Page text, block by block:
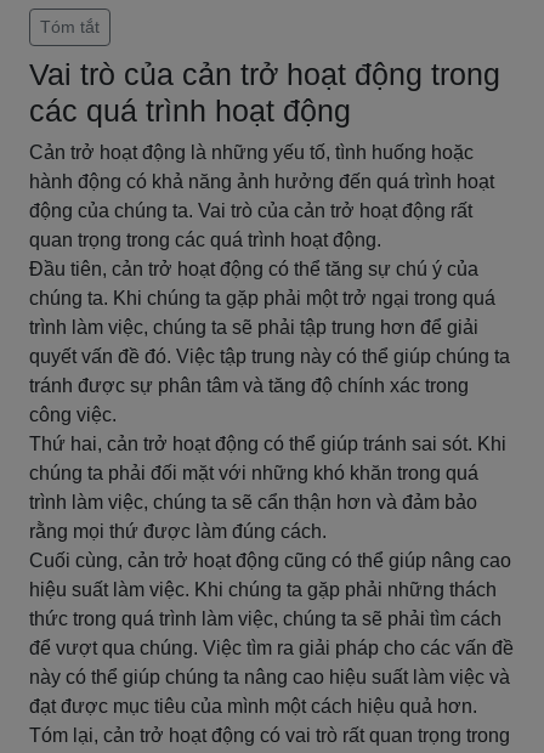
Tóm tắt
Vai trò của cản trở hoạt động trong
các quá trình hoạt động
Cản trở hoạt động là những yếu tố, tình huống hoặc
hành động có khả năng ảnh hưởng đến quá trình hoạt
động của chúng ta. Vai trò của cản trở hoạt động rất
quan trọng trong các quá trình hoạt động.
Đầu tiên, cản trở hoạt động có thể tăng sự chú ý của
chúng ta. Khi chúng ta gặp phải một trở ngại trong quá
trình làm việc, chúng ta sẽ phải tập trung hơn để giải
quyết vấn đề đó. Việc tập trung này có thể giúp chúng ta
tránh được sự phân tâm và tăng độ chính xác trong
công việc.
Thứ hai, cản trở hoạt động có thể giúp tránh sai sót. Khi
chúng ta phải đối mặt với những khó khăn trong quá
trình làm việc, chúng ta sẽ cẩn thận hơn và đảm bảo
rằng mọi thứ được làm đúng cách.
Cuối cùng, cản trở hoạt động cũng có thể giúp nâng cao
hiệu suất làm việc. Khi chúng ta gặp phải những thách
thức trong quá trình làm việc, chúng ta sẽ phải tìm cách
để vượt qua chúng. Việc tìm ra giải pháp cho các vấn đề
này có thể giúp chúng ta nâng cao hiệu suất làm việc và
đạt được mục tiêu của mình một cách hiệu quả hơn.
Tóm lại, cản trở hoạt động có vai trò rất quan trọng trong